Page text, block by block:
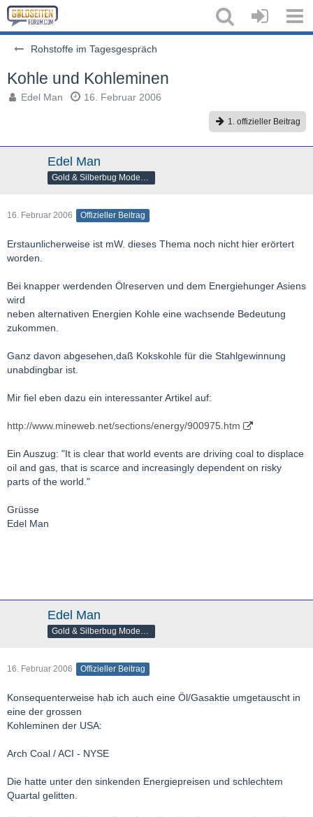
Rohstoffe im Tagesgespräch
Kohle und Kohleminen
Edel Man 16. Februar 2006
1. offizieller Beitrag
Edel Man
16. Februar 2006 Offizieller Beitrag
Erstaunlicherweise ist mW. dieses Thema noch nicht hier erörtert
worden.
Bei knapper werdenden Ölreserven und dem Energiehunger Asiens
wird
neben alternativen Energien Kohle eine wachsende Bedeutung
zukommen.
Ganz davon abgesehen,daß Kokskohle für die Stahlgewinnung
unabdingbar ist.
Mir fiel eben dazu ein interessanter Artikel auf:
http://www.mineweb.net/sections/energy/900975.htm
Ein Auszug: "It is clear that world events are driving coal to displace
oil and gas, that is scarce and increasingly dependent on risky
parts of the world."
Grüsse
Edel Man
Edel Man
16. Februar 2006 Offizieller Beitrag
Konsequenterweise hab ich auch eine Öl/Gasaktie umgetauscht in
eine der grossen
Kohleminen der USA:
Arch Coal / ACI - NYSE
Die hatte unter den sinkenden Energiepreisen und schlechtem
Quartal gelitten.